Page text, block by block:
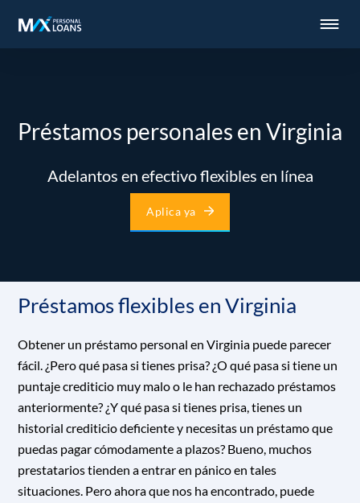
Préstamos personales en Virginia
Adelantos en efectivo flexibles en línea
Aplica ya
Préstamos flexibles en Virginia
Obtener un préstamo personal en Virginia puede parecer
fácil. ¿Pero qué pasa si tienes prisa? ¿O qué pasa si tiene un
puntaje crediticio muy malo o le han rechazado préstamos
anteriormente? ¿Y qué pasa si tienes prisa, tienes un
historial crediticio deficiente y necesitas un préstamo que
puedas pagar cómodamente a plazos? Bueno, muchos
prestatarios tienden a entrar en pánico en tales
situaciones. Pero ahora que nos ha encontrado, puede